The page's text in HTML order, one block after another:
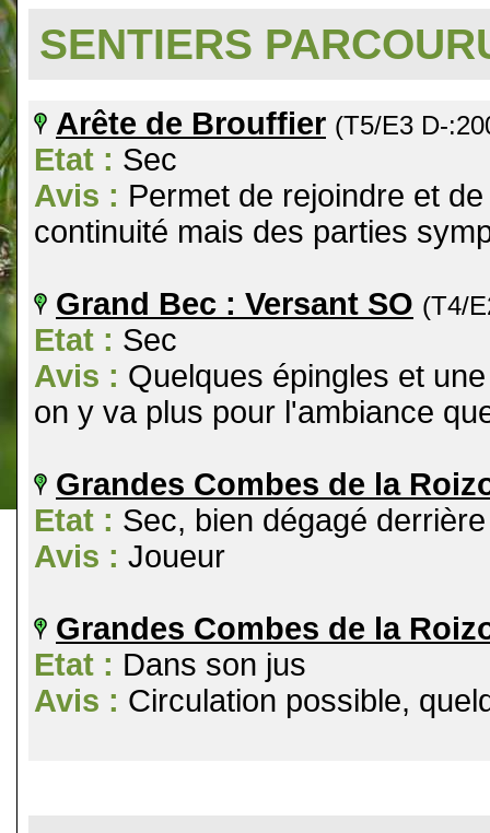
SENTIERS
Arête de Brouffier (T5/E3 D-
Etat : Sec
Avis : Permet de rejoindre et
continuité mais des parties
Grand Bec : Versant SO (T4/
Etat : Sec
Avis : Quelques épingles et
on y va plus pour l'ambiance
Grandes Combes de la
Etat : Sec, bien dégagé
Avis : Joueur
Grandes Combes de la
Etat : Dans son jus
Avis : Circulation possible,